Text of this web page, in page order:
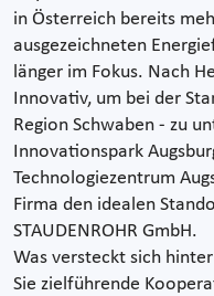
in Österreich bereits
ausgezeichneten
länger im Fokus. Nach
Innovativ, um bei der
Region Schwaben - zu
Innovationspark
Technologiezentrum
Firma den idealen
STAUDENROHR GmbH.
Was versteckt sich
Sie zielführende